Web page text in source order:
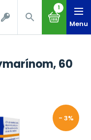
1
Menu
60
- 3%